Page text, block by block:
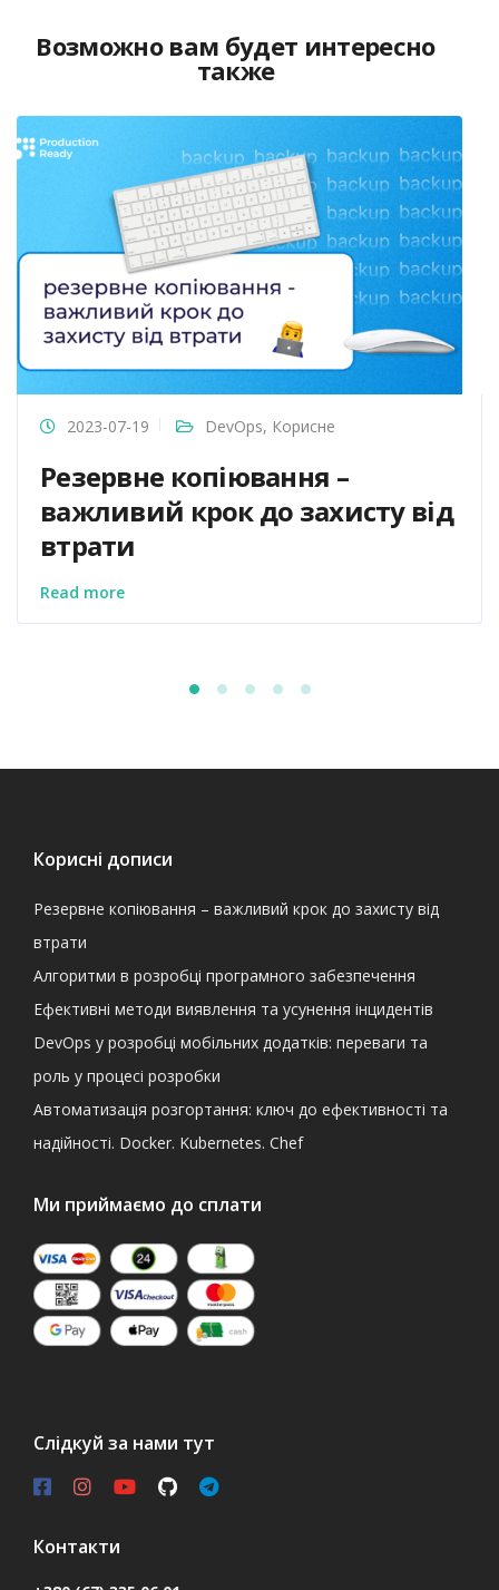
Возможно вам будет интересно
также
2023-07-19 DevOps, Корисне
Резервне копіювання –
важливий крок до захисту від
втрати
Read more
Корисні дописи
Резервне копіювання – важливий крок до захисту від
втрати
Алгоритми в розробці програмного забезпечення
Ефективні методи виявлення та усунення інцидентів
DevOps у розробці мобільних додатків: переваги та
роль у процесі розробки
Автоматизація розгортання: ключ до ефективності та
надійності. Docker. Kubernetes. Chef
Ми приймаємо до сплати
Слідкуй за нами тут
Контакти